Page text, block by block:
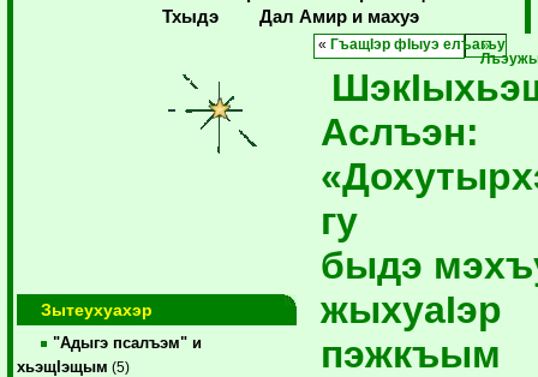
Тхыдэ
Дал Амир и махуэ
Зытеухуахэр
"Адыгэ псалъэм" и
хьэщIэщым (5)
« ГъащIэр фIыуэ елъагъу
Аслъэн:
гу
быдэ
жыхуаIэр
пэжкъым